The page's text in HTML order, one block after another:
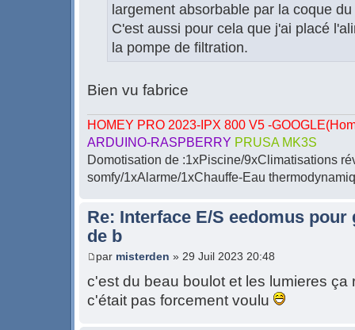
largement absorbable par la coque
C'est aussi pour cela que j'ai placé
la pompe de filtration.
Bien vu fabrice
HOMEY PRO 2023-IPX 800 V5 -
ARDUINO-RASPBERRY PRUSA MK3S
Domotisation de :1xPiscine/9xClimatisations
somfy/1xAlarme/1xChauffe-Eau
Re: Interface E/S eedomus
de b
par misterden » 29 Juil 2023 20:48
c'est du beau boulot et les lumieres
c'était pas forcement voulu